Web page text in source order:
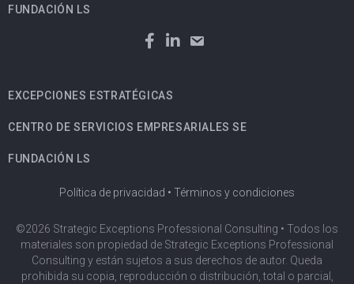
FUNDACIÓN LS
EXCEPCIONES ESTRATÉGICAS
CENTRO DE SERVICIOS EMPRESARIALES SE
FUNDACIÓN LS
Política de privacidad • Términos y condiciones
©2026 Strategic Exceptions Professional Consulting • Todos los
materiales son propiedad de Strategic Exceptions Professional
Consulting y están sujetos a sus derechos de autor. Queda
prohibida su copia, reproducción o distribución, total o parcial,